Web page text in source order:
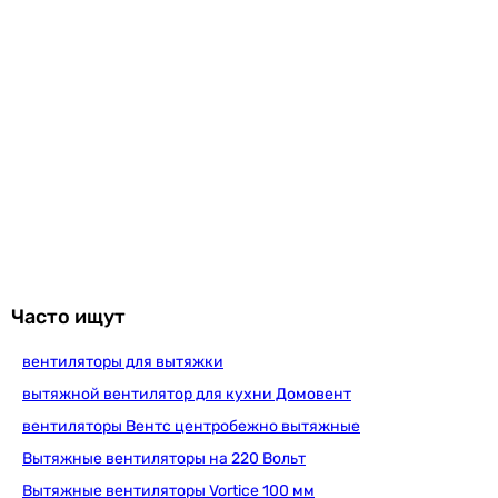
Часто ищут
вентиляторы для вытяжки
вытяжной вентилятор для кухни Домовент
вентиляторы Вентс центробежно вытяжные
Вытяжные вентиляторы на 220 Вольт
Вытяжные вентиляторы Vortice 100 мм